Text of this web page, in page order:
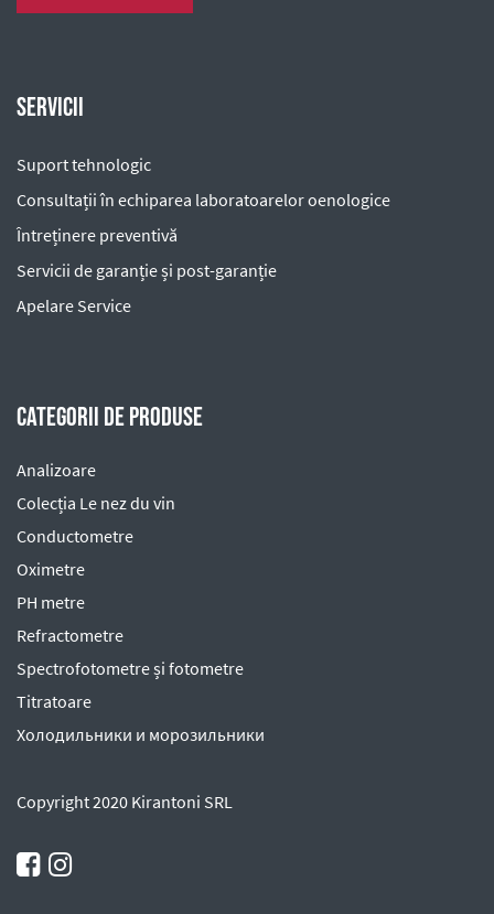
Servicii
Suport tehnologic
Consultații în echiparea laboratoarelor oenologice
Întreținere preventivă
Servicii de garanție și post-garanție
Apelare Service
Categorii de produse
Analizoare
Colecția Le nez du vin
Conductometre
Oximetre
PH metre
Refractometre
Spectrofotometre și fotometre
Titratoare
Холодильники и морозильники
Copyright 2020 Kirantoni SRL